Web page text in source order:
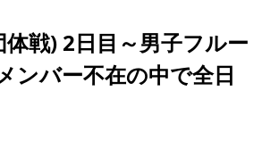
戦) 2日目～男子フルー
ンバー不在の中で全日